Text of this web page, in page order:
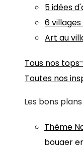
5 idées
6
Art au
Tous nos tops
Toutes nos
Les bons
Thème
bouger